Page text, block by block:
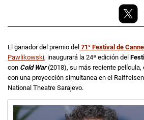
El ganador del premio del 71° Festival de
Pawlikowski, inaugurará la 24ª edición del
con Cold War(2018), su más reciente película,
con una proyección simultanea en el Raiffeisen
National Theatre Sarajevo.